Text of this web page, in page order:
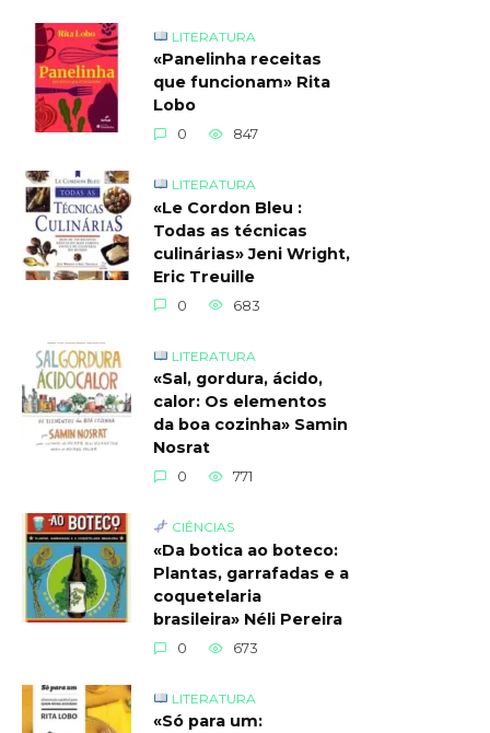
LITERATURA
«Panelinha receitas
que funcionam» Rita
Lobo
0 847
LITERATURA
«Le Cordon Bleu :
Todas as técnicas
culinárias» Jeni Wright,
Eric Treuille
0 683
LITERATURA
«Sal, gordura, ácido,
calor: Os elementos
da boa cozinha» Samin
Nosrat
0 771
CIÊNCIAS
«Da botica ao boteco:
Plantas, garrafadas e a
coquetelaria
brasileira» Néli Pereira
0 673
LITERATURA
«Só para um: